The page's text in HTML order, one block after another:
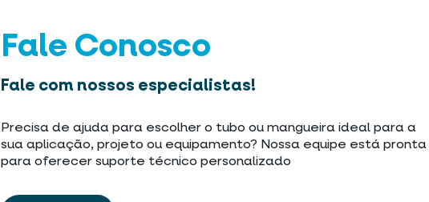
Fale Conosco
Fale com nossos especialistas!
Precisa de ajuda para escolher o tubo ou mangueira ideal para a
sua aplicação, projeto ou equipamento? Nossa equipe está pronta
para oferecer suporte técnico personalizado